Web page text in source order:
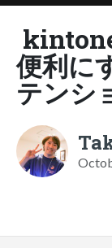
便利に
テンシ